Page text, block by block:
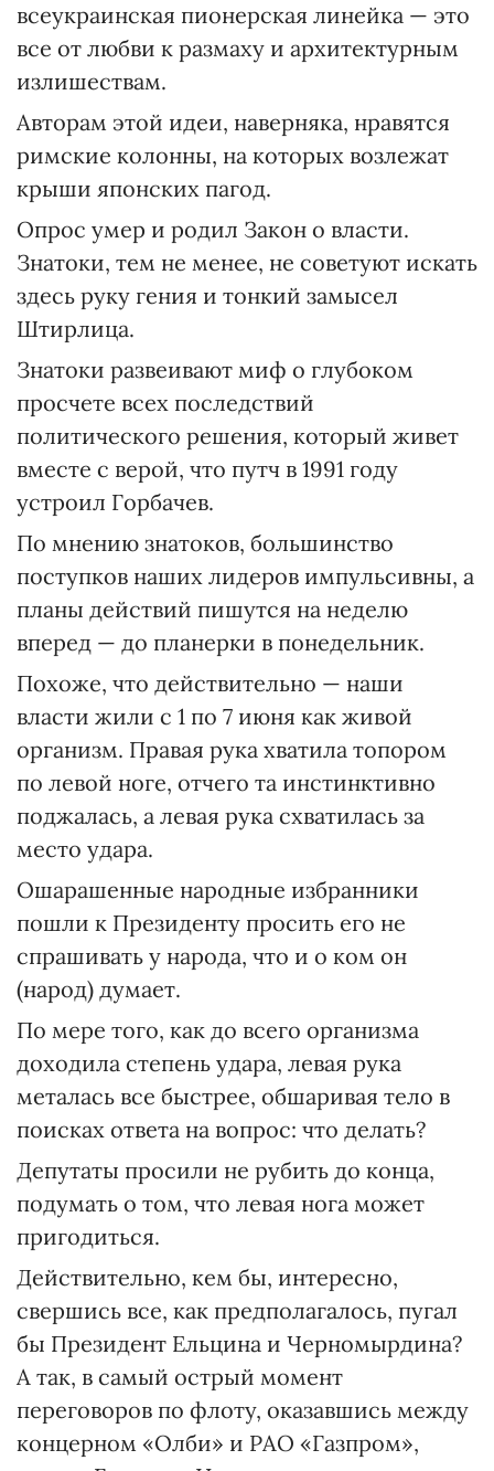
всеукраинская пионерская линейка — это
все от любви к размаху и архитектурным
излишествам.
Авторам этой идеи, наверняка, нравятся
римские колонны, на которых возлежат
крыши японских пагод.
Опрос умер и родил Закон о власти.
Знатоки, тем не менее, не советуют искать
здесь руку гения и тонкий замысел
Штирлица.
Знатоки развеивают миф о глубоком
просчете всех последствий
политического решения, который живет
вместе с верой, что путч в 1991 году
устроил Горбачев.
По мнению знатоков, большинство
поступков наших лидеров импульсивны, а
планы действий пишутся на неделю
вперед — до планерки в понедельник.
Похоже, что действительно — наши
власти жили с 1 по 7 июня как живой
организм. Правая рука хватила топором
по левой ноге, отчего та инстинктивно
поджалась, а левая рука схватилась за
место удара.
Ошарашенные народные избранники
пошли к Президенту просить его не
спрашивать у народа, что и о ком он
(народ) думает.
По мере того, как до всего организма
доходила степень удара, левая рука
металась все быстрее, обшаривая тело в
поисках ответа на вопрос: что делать?
Депутаты просили не рубить до конца,
подумать о том, что левая нога может
пригодиться.
Действительно, кем бы, интересно,
свершись все, как предполагалось, пугал
бы Президент Ельцина и Черномырдина?
А так, в самый острый момент
переговоров по флоту, оказавшись между
концерном «Олби» и РАО «Газпром»,